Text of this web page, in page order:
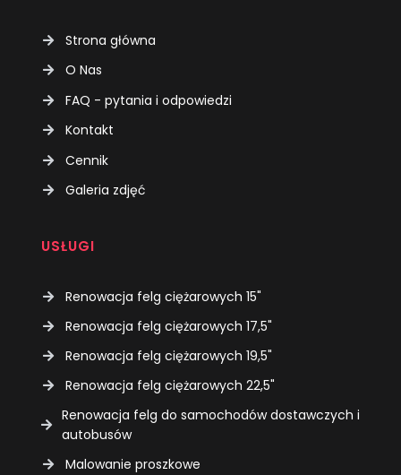
Strona główna
O Nas
FAQ - pytania i odpowiedzi
Kontakt
Cennik
Galeria zdjęć
USŁUGI
Renowacja felg ciężarowych 15"
Renowacja felg ciężarowych 17,5"
Renowacja felg ciężarowych 19,5"
Renowacja felg ciężarowych 22,5"
Renowacja felg do samochodów dostawczych i
autobusów
Malowanie proszkowe